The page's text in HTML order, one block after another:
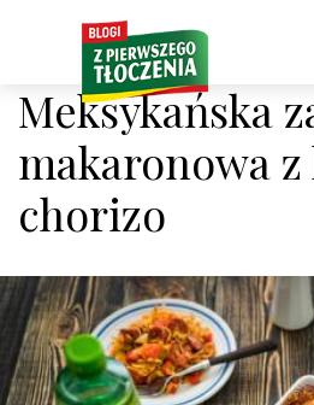
Meksykańska
makaronowa z
chorizo